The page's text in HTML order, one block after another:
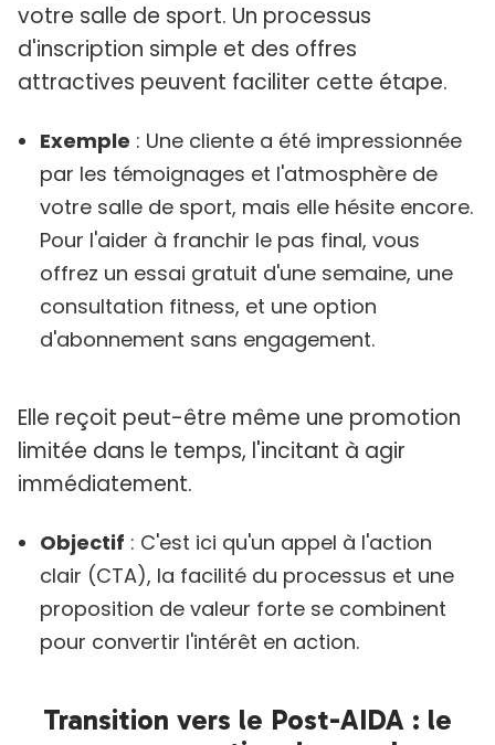
votre salle de sport. Un processus
d'inscription simple et des offres
attractives peuvent faciliter cette étape.
Exemple : Une cliente a été impressionnée
par les témoignages et l'atmosphère de
votre salle de sport, mais elle hésite encore.
Pour l'aider à franchir le pas final, vous
offrez un essai gratuit d'une semaine, une
consultation fitness, et une option
d'abonnement sans engagement.
Elle reçoit peut-être même une promotion
limitée dans le temps, l'incitant à agir
immédiatement.
Objectif : C'est ici qu'un appel à l'action
clair (CTA), la facilité du processus et une
proposition de valeur forte se combinent
pour convertir l'intérêt en action.
Transition vers le Post-AIDA : le